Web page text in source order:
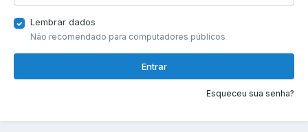
Lembrar dados
Não recomendado para computadores públicos
Entrar
Esqueceu sua senha?